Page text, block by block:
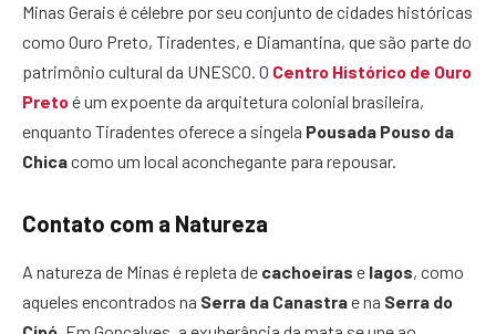
Minas Gerais é célebre por seu conjunto de cidades históricas
como Ouro Preto, Tiradentes, e Diamantina, que são parte do
patrimônio cultural da UNESCO. O Centro Histórico de Ouro
Pretoé um expoente da arquitetura colonial brasileira,
enquanto Tiradentes oferece a singela Pousada Pouso da
Chicacomo um local aconchegante para repousar.
Contato com a Natureza
A natureza de Minas é repleta de cachoeiras e lagos, como
aqueles encontrados na Serra da Canastrae na Serra do